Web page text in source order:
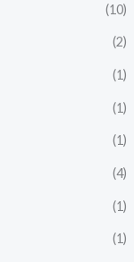
(10)
(2)
(1)
(1)
(1)
(4)
(1)
(1)